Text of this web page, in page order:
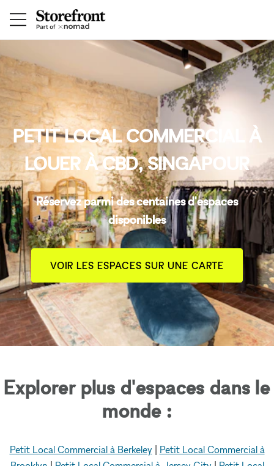
PETIT LOCAL COMMERCIAL À
LOUER À CBD, SINGAPOUR
Réservez parmi des centaines d'espaces
disponibles
VOIR LES ESPACES SUR UNE CARTE
Explorer plus d'espaces dans le
monde :
Petit Local Commercial à Berkeley
Petit Local Commercial à